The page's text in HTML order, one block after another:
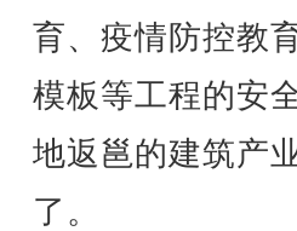
育、疫情防控教
模板等工程的安
地返邕的建筑产
了。